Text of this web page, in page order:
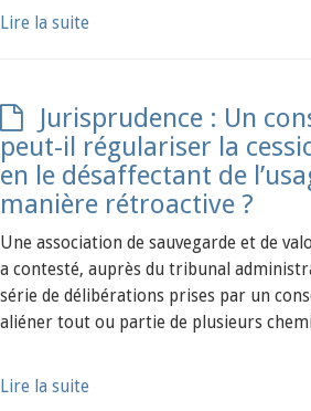
Lire la suite
Jurisprudence : Un
peut-il régulariser la
en le désaffectant de
manière rétroactive ?
Une association de sauvegarde et de
a contesté, auprès du tribunal
série de délibérations prises par un
aliéner tout ou partie de plusieurs
Lire la suite